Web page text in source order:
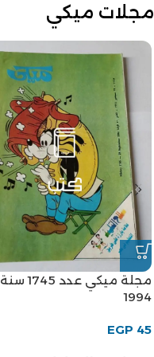
مجلات ميكي
مجلة ميكي عدد 1745 سنة
1994
EGP 45